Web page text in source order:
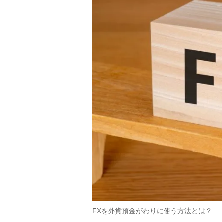
FXを外貨預金がわりに使う方法とは？